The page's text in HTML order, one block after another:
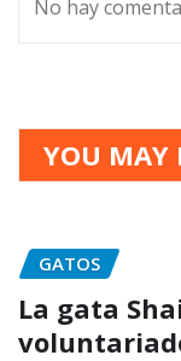
No hay
YOU MAY
GATOS
La gata